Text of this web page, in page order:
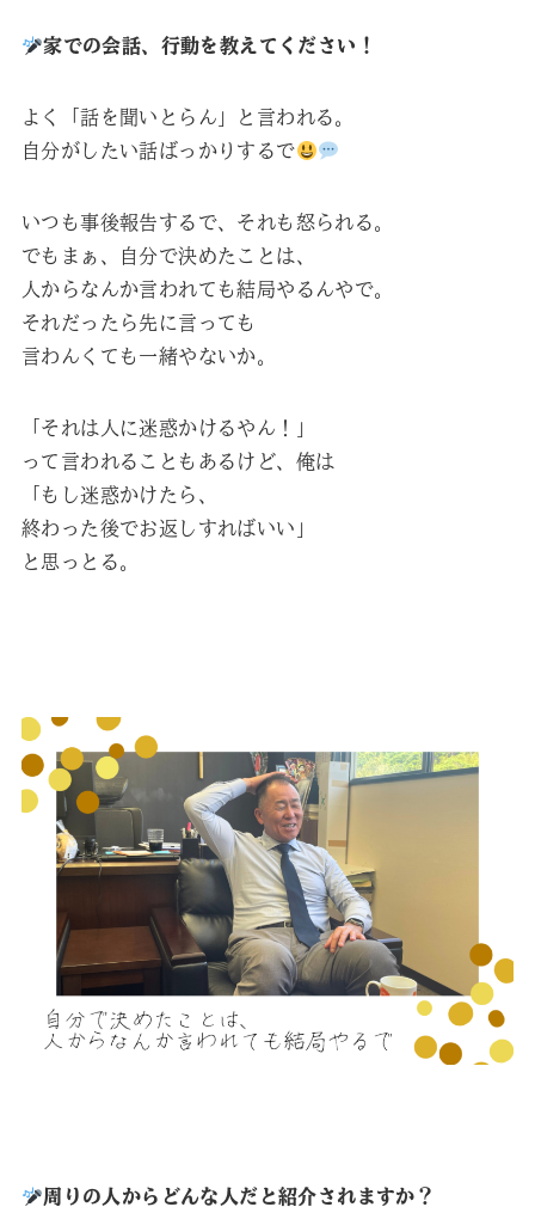
家での会話、行動を教えてください！
よく「話を聞いとらん」と言われる。
自分がしたい話ばっかりするで
いつも事後報告するで、それも怒られる。
でもまぁ、自分で決めたことは、
人からなんか言われても結局やるんやで。
それだったら先に言っても
言わんくても一緒やないか。
「それは人に迷惑かけるやん！」
って言われることもあるけど、俺は
「もし迷惑かけたら、
終わった後でお返しすればいい」
と思っとる。
周りの人からどんな人だと紹介されますか？